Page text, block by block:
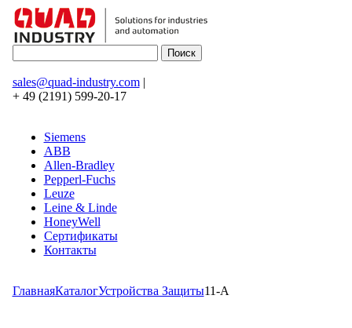
sales@quad-industry.com|
+ 49 (2191) 599-20-17
Siemens
ABB
Allen-Bradley
Pepperl-Fuchs
Leuze
Leine & Linde
HoneyWell
Сертификаты
Контакты
ГлавнаяКаталогУстройства Защиты11-A